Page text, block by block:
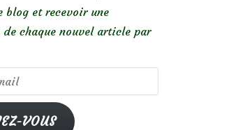
blog et recevoir une
chaque nouvel article par
VOUS